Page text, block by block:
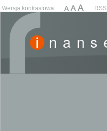
Wersja kontrastowa RSS